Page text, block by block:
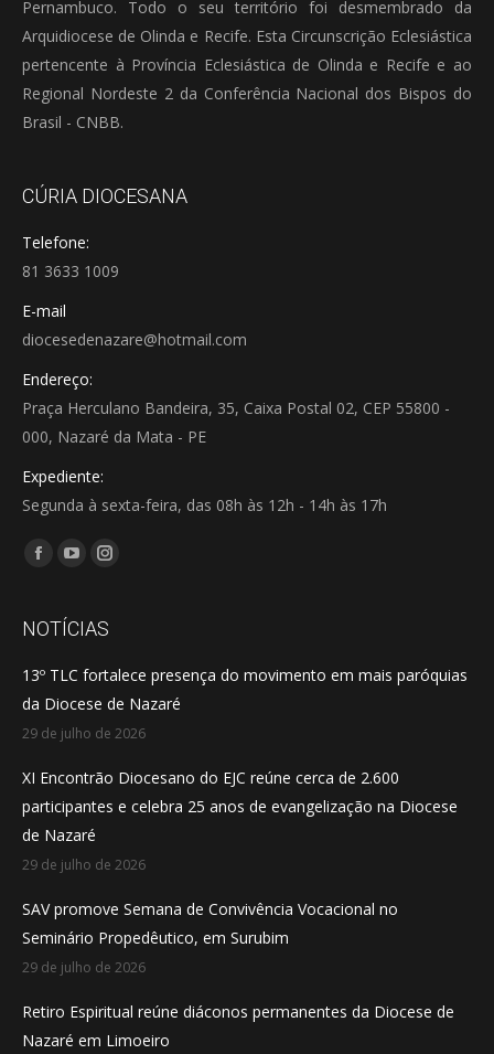
Pernambuco. Todo o seu território foi desmembrado da
Arquidiocese de Olinda e Recife. Esta Circunscrição Eclesiástica
pertencente à Província Eclesiástica de Olinda e Recife e ao
Regional Nordeste 2 da Conferência Nacional dos Bispos do
Brasil - CNBB.
CÚRIA DIOCESANA
Telefone:
81 3633 1009
E-mail
diocesedenazare@hotmail.com
Endereço:
Praça Herculano Bandeira, 35, Caixa Postal 02, CEP 55800 -
000, Nazaré da Mata - PE
Expediente:
Segunda à sexta-feira, das 08h às 12h - 14h às 17h
Encontre-nos em:
Facebook
opens
new
window
YouTube
opens
new
window
Instagram
opens
new
window
NOTÍCIAS
13º TLC fortalece presença do movimento em mais paróquias
da Diocese de Nazaré
29 de julho de 2026
XI Encontrão Diocesano do EJC reúne cerca de 2.600
participantes e celebra 25 anos de evangelização na Diocese
de Nazaré
29 de julho de 2026
SAV promove Semana de Convivência Vocacional no
Seminário Propedêutico, em Surubim
29 de julho de 2026
Retiro Espiritual reúne diáconos permanentes da Diocese de
Nazaré em Limoeiro